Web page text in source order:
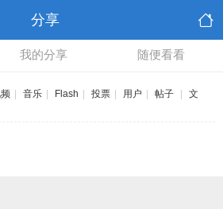
分享
我的分享 随便看看
音乐 Flash 投票 用户 帖子
文